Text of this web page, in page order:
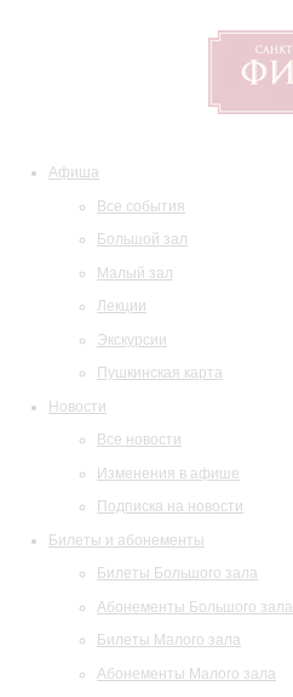
Афиша
Все события
Большой зал
Малый зал
Лекции
Экскурсии
Пушкинская карта
Новости
Все новости
Изменения в афише
Подписка на новости
Билеты и абонементы
Билеты Большого зала
Абонементы Большого зала
Билеты Малого зала
Абонементы Малого зала